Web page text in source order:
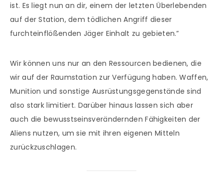
ist. Es liegt nun an dir, einem der letzten Überlebenden
auf der Station, dem tödlichen Angriff dieser
furchteinflößenden Jäger Einhalt zu gebieten.”
Wir können uns nur an den Ressourcen bedienen, die
wir auf der Raumstation zur Verfügung haben. Waffen,
Munition und sonstige Ausrüstungsgegenstände sind
also stark limitiert. Darüber hinaus lassen sich aber
auch die bewusstseinsverändernden Fähigkeiten der
Aliens nutzen, um sie mit ihren eigenen Mitteln
zurückzuschlagen.